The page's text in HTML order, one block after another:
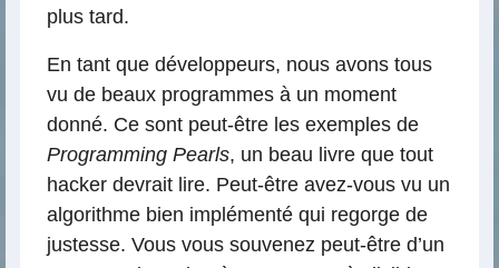
plus tard.
En tant que développeurs, nous avons tous
vu de beaux programmes à un moment
donné. Ce sont peut-être les exemples de
Programming Pearls, un beau livre que tout
hacker devrait lire. Peut-être avez-vous vu un
algorithme bien implémenté qui regorge de
justesse. Vous vous souvenez peut-être d’un